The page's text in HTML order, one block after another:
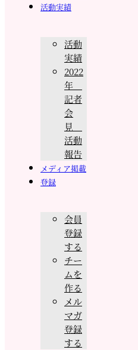
活動実績
活動
実績
2022
年
記者
会
見
活動
報告
メディア掲載
登録
会員
登録
する
チー
ムを
作る
メル
マガ
登録
する